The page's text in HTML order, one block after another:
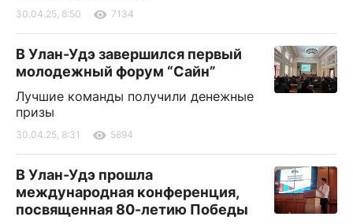
30.04.25, 8:50 7134
В Улан-Удэ завершился первый
молодежный форум “Сайн”
Лучшие команды получили денежные
призы
30.04.25, 8:31 5894
В Улан-Удэ прошла
международная конференция,
посвященная 80-летию Победы